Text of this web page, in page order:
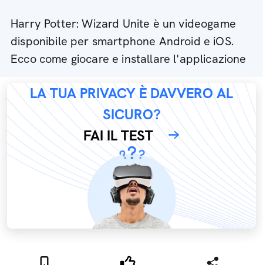
Harry Potter: Wizard Unite è un videogame
disponibile per smartphone Android e iOS.
Ecco come giocare e installare l'applicazione
LA TUA PRIVACY È DAVVERO AL
SICURO?
FAI IL TEST